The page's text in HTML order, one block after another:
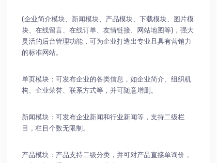
(企业简介模块、新闻模块、产品模块、下载模块、图片模
块、在线留言、在线订单、友情链接、网站地图等)，强大
灵活的后台管理功能，可为企业打造出专业且具有营销力
的标准网站。
单页模块：可发布企业的各类信息，如企业简介、组织机
构、企业荣誉、联系方式等，并可随意增删。
新闻模块：可发布企业新闻和行业新闻等，支持二级栏
目，栏目个数无限制。
产品模块：产品支持二级分类，并可对产品直接单询价，